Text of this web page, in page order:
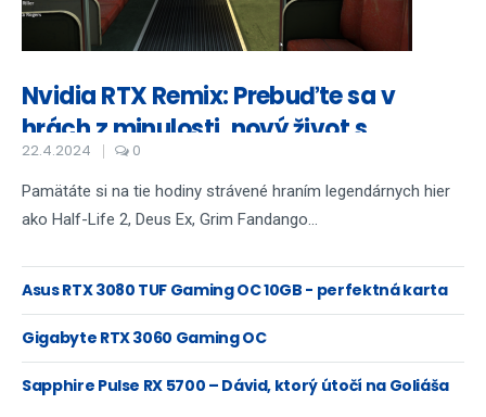
Nvidia RTX Remix: Prebuďte sa v
hrách z minulosti, nový život s
ohromujúcou grafikou
22.4.2024 0
Pamätáte si na tie hodiny strávené hraním legendárnych hier
ako Half-Life 2, Deus Ex, Grim Fandango...
Asus RTX 3080 TUF Gaming OC 10GB - perfektná karta
na 4K hranie
Gigabyte RTX 3060 Gaming OC
Sapphire Pulse RX 5700 – Dávid, ktorý útočí na Goliáša